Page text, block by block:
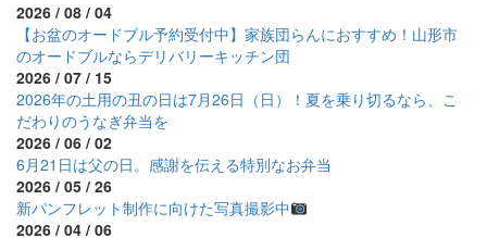
2026 / 08 / 04
【お盆のオードブル予約受付中】家族団らんにおすすめ！山形市
のオードブルならデリバリーキッチン団
2026 / 07 / 15
2026年の土用の丑の日は7月26日（日）！夏を乗り切るなら、こ
だわりのうなぎ弁当を
2026 / 06 / 02
6月21日は父の日。感謝を伝える特別なお弁当
2026 / 05 / 26
新パンフレット制作に向けた写真撮影中
2026 / 04 / 06